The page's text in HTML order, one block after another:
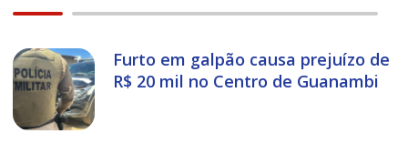
Furto em galpão causa prejuízo de
R$ 20 mil no Centro de Guanambi